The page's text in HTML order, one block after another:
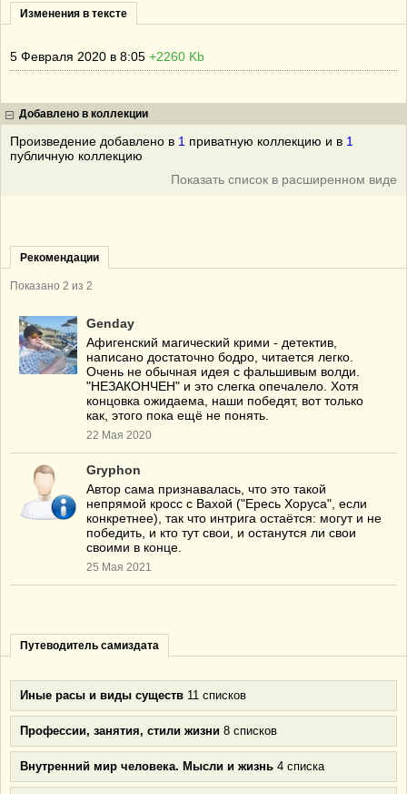
Изменения в тексте
5 Февраля 2020 в 8:05 +2260 Kb
Добавлено в коллекции
Произведение добавлено в 1 приватную коллекцию и в 1
публичную коллекцию
Показать список в расширенном виде
Рекомендации
Показано 2 из 2
Genday
Афигенский магический крими - детектив,
написано достаточно бодро, читается легко.
Очень не обычная идея с фальшивым волди.
"НЕЗАКОНЧЕН" и это слегка опечалело. Хотя
концовка ожидаема, наши победят, вот только
как, этого пока ещё не понять.
22 Мая 2020
Gryphon
Автор сама признавалась, что это такой
непрямой кросс с Вахой ("Ересь Хоруса", если
конкретнее), так что интрига остаётся: могут и не
победить, и кто тут свои, и останутся ли свои
своими в конце.
25 Мая 2021
Путеводитель самиздата
Иные расы и виды существ 11 списков
Профессии, занятия, стили жизни 8 списков
Внутренний мир человека. Мысли и жизнь 4 списка